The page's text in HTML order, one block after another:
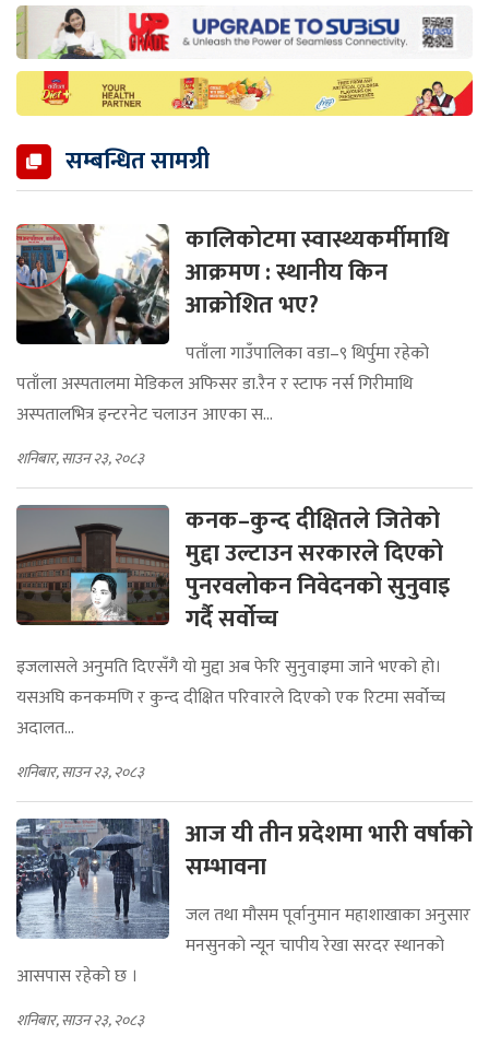
सम्बन्धित सामग्री
कालिकोटमा स्वास्थ्यकर्मीमाथि
आक्रमण : स्थानीय किन
आक्रोशित भए?
पताँला गाउँपालिका वडा–९ थिर्पुमा रहेको
पताँला अस्पतालमा मेडिकल अफिसर डा.रैन र स्टाफ नर्स गिरीमाथि
अस्पतालभित्र इन्टरनेट चलाउन आएका स...
शनिबार, साउन २३, २०८३
कनक–कुन्द दीक्षितले जितेको
मुद्दा उल्टाउन सरकारले दिएको
पुनरवलोकन निवेदनको सुनुवाइ
गर्दै सर्वोच्च
इजलासले अनुमति दिएसँगै यो मुद्दा अब फेरि सुनुवाइमा जाने भएको हो।
यसअघि कनकमणि र कुन्द दीक्षित परिवारले दिएको एक रिटमा सर्वोच्च
अदालत...
शनिबार, साउन २३, २०८३
आज यी तीन प्रदेशमा भारी वर्षाको
सम्भावना
जल तथा मौसम पूर्वानुमान महाशाखाका अनुसार
मनसुनको न्यून चापीय रेखा सरदर स्थानको
आसपास रहेको छ ।
शनिबार, साउन २३, २०८३